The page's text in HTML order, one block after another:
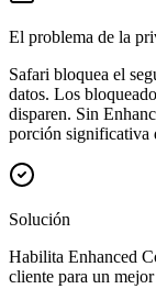
El problema de la
Safari bloquea el
datos. Los
disparen. Sin
porción significativa
Solución
Habilita Enhanced
cliente para un